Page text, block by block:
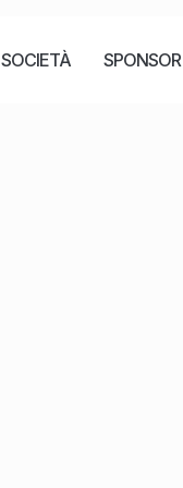
SOCIETÀ SPONSOR